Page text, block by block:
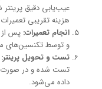
عیب‌یابی دقیق
هزینه تقریبی
انجام تعمیرات: پس از
و توسط تکنسین‌های
تست و تحویل پرینتر:
تست شده و در صورت
داده می‌شود.